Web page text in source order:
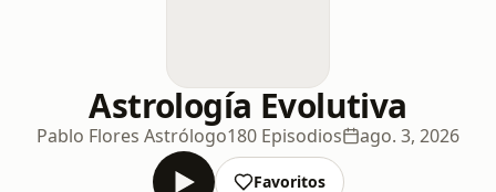
Astrología Evolutiva
Pablo Flores Astrólogo180 Episodios ago. 3, 2026
Favoritos